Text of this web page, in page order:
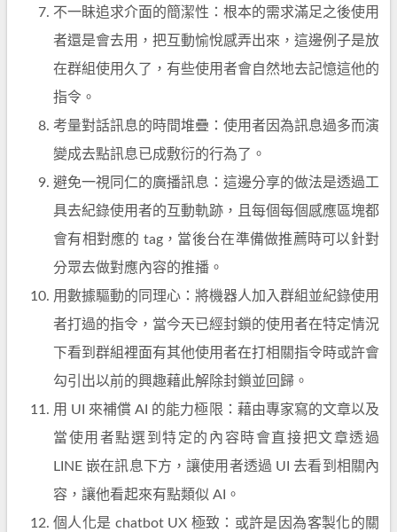
不一眛追求介面的簡潔性：根本的需求滿足之後使用
者還是會去用，把互動愉悅感弄出來，這邊例子是放
在群組使用久了，有些使用者會自然地去記憶這他的
指令。
考量對話訊息的時間堆疊：使用者因為訊息過多而演
變成去點訊息已成敷衍的行為了。
避免一視同仁的廣播訊息：這邊分享的做法是透過工
具去紀錄使用者的互動軌跡，且每個每個感應區塊都
會有相對應的 tag，當後台在準備做推薦時可以針對
分眾去做對應內容的推播。
用數據驅動的同理心：將機器人加入群組並紀錄使用
者打過的指令，當今天已經封鎖的使用者在特定情況
下看到群組裡面有其他使用者在打相關指令時或許會
勾引出以前的興趣藉此解除封鎖並回歸。
用 UI 來補償 AI 的能力極限：藉由專家寫的文章以及
當使用者點選到特定的內容時會直接把文章透過
LINE 嵌在訊息下方，讓使用者透過 UI 去看到相關內
容，讓他看起來有點類似 AI。
個人化是 chatbot UX 極致：或許是因為客製化的關